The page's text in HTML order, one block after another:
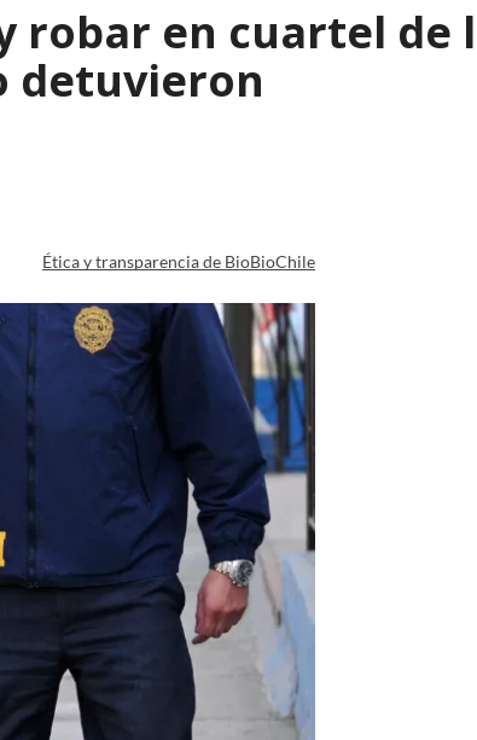
en cuartel de
detuvieron
Ética y transparencia de BioBioChile